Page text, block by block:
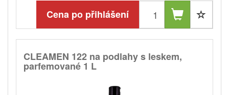
Cena po přihlášení
CLEAMEN 122 na podlahy s leskem,
parfemované 1 L